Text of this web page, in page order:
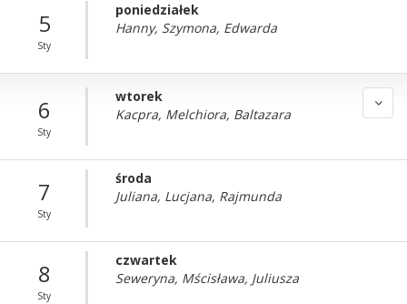
5
Sty
poniedziałek
Hanny, Szymona, Edwarda
6
Sty
wtorek
Kacpra, Melchiora, Baltazara
7
Sty
środa
Juliana, Lucjana, Rajmunda
8
Sty
czwartek
Seweryna, Mścisława, Juliusza